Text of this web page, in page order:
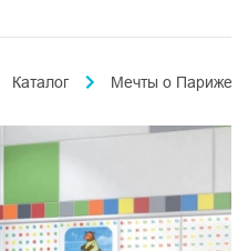
Каталог Мечты о Париже